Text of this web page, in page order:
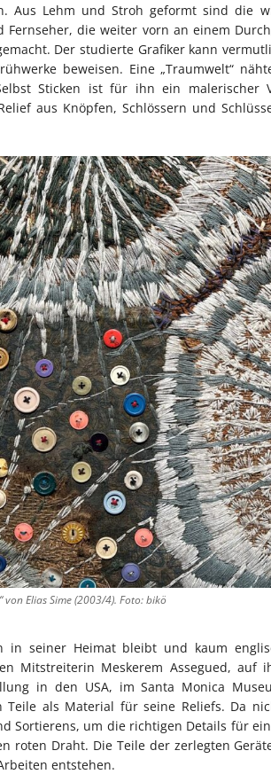
Aus Lehm und Stroh geformt sind die
Fernseher, die weiter vorn an einem
Der studierte Grafiker kann
beweisen. Eine „Traumwelt“
Sticken ist für ihn ein malerischer
aus Knöpfen, Schlössern und
Elias Sime (2003/4). Foto: bikö
in seiner Heimat bleibt und kaum
Mitstreiterin Meskerem Assegued, auf
in den USA, im Santa Monica
Teile als Material für seine Reliefs. Da
Sortierens, um die richtigen Details für
roten Draht. Die Teile der zerlegten
entstehen.